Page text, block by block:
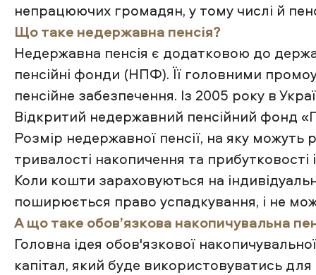
непрацюючих громадян, у тому числі й
Що таке недержавна пенсія?
Недержавна пенсія є додатковою до
пенсійні фонди (НПФ). Її головними
пенсійне забезпечення. Із 2005 року в
Відкритий недержавний пенсійний фонд
Розмір недержавної пенсії, на яку можуть
тривалості накопичення та прибутковості
Коли кошти зараховуються на
поширюється право успадкування, і не
А що таке обов’язкова накопичувальна
Головна ідея обов'язкової
капітал, який буде використовуватись